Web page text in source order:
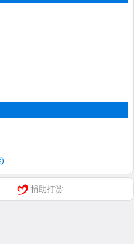
捐助打赏